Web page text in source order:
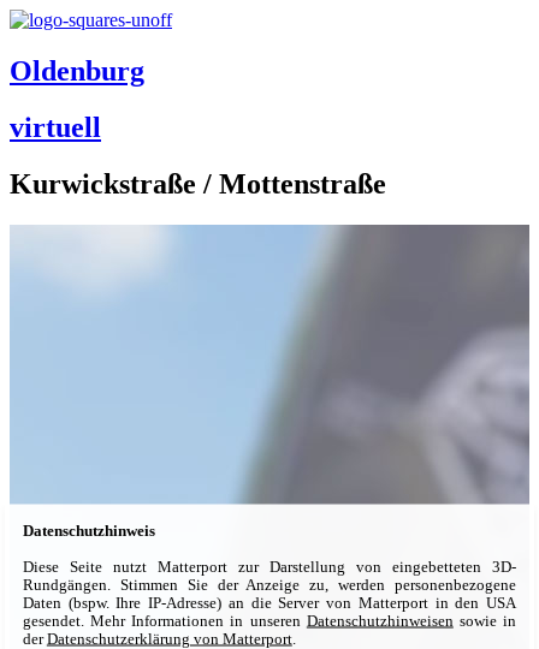
Oldenburg
virtuell
Kurwickstraße / Mottenstraße
Datenschutzhinweis
Diese Seite nutzt Matterport zur Dar­stellung von ein­ge­betteten 3D-
Rundgängen. Stimmen Sie der An­zeige zu, werden per­sonen­be­zogene
Daten (bspw. Ihre IP-Adresse) an die Server von Matterport in den USA
gesendet. Mehr Informationen in unseren Daten­schutz­hinweisen sowie in
derDaten­schutz­erklärung von Matterport.